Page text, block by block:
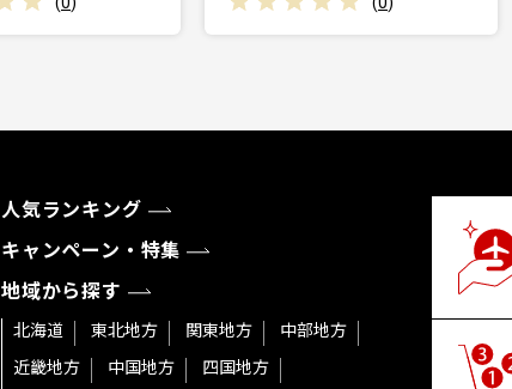
人気ランキング
キャンペーン・特集
地域から探す
北海道 東北地方 関東地方
中部地方
近畿地方
中国地方
四国地方